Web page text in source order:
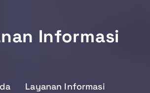
Informasi
Layanan Informasi